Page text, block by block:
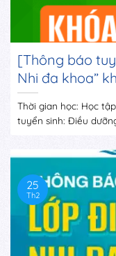
[Thông báo
Nhi đa khoa”
Thời gian học: Học
tuyển sinh: Điều
25
Th2